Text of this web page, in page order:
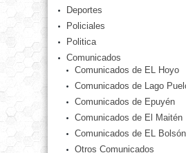
Deportes
Policiales
Politica
Comunicados
Comunicados de EL Hoyo
Comunicados de Lago
Comunicados de Epuyén
Comunicados de El Maitén
Comunicados de EL Bolsón
Otros Comunicados